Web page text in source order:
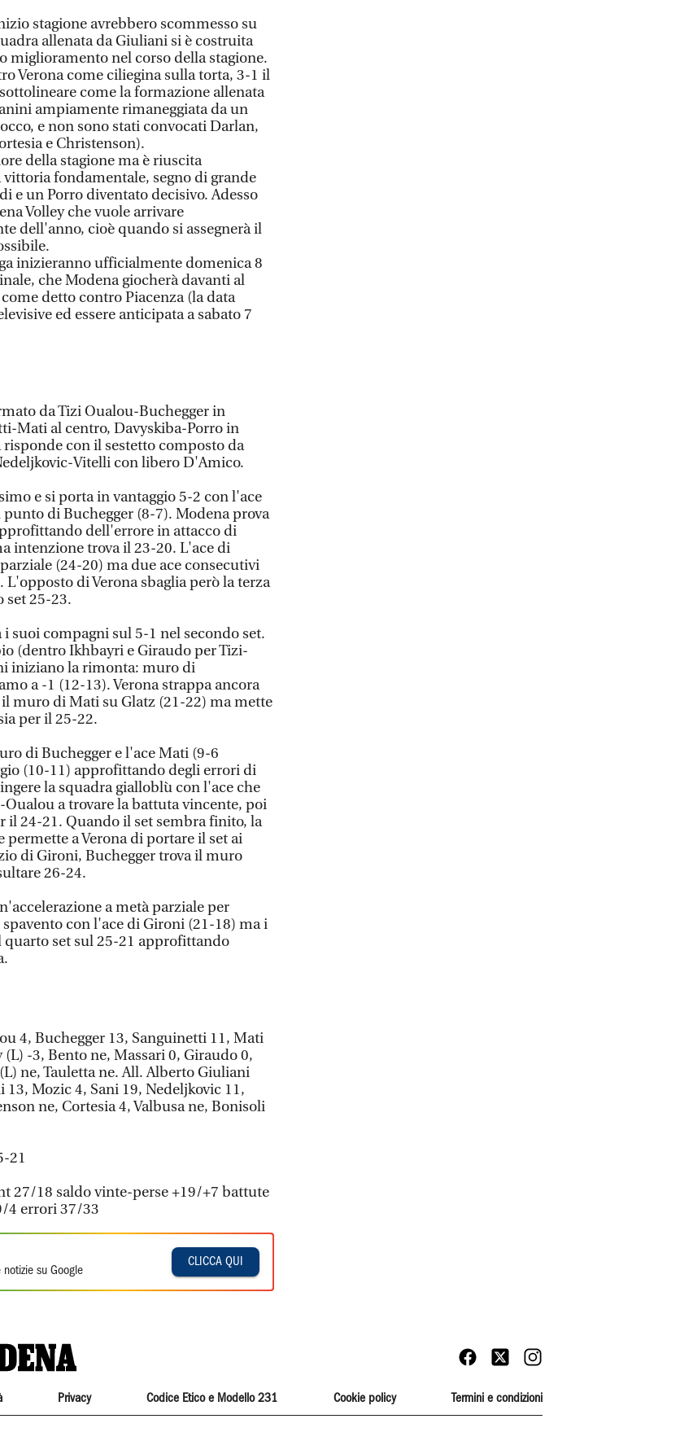
stagione avrebbero scommesso su
allenata da Giuliani si è costruita
miglioramento nel corso della stagione.
Verona come ciliegina sulla torta, 3-1 il
come la formazione allenata
ampiamente rimaneggiata da un
e non sono stati convocati Darlan,
e Christenson).
della stagione ma è riuscita
fondamentale, segno di grande
e un Porro diventato decisivo. Adesso
Volley che vuole arrivare
dell'anno, cioè quando si assegnerà il
inizieranno ufficialmente domenica 8
che Modena giocherà davanti al
detto contro Piacenza (la data
ed essere anticipata a sabato 7
da Tizi Oualou-Buchegger in
Mati al centro, Davyskiba-Porro in
risponde con il sestetto composto da
Vitelli con libero D'Amico.
e si porta in vantaggio 5-2 con l'ace
di Buchegger (8-7). Modena prova
dell'errore in attacco di
intenzione trova il 23-20. L'ace di
(24-20) ma due ace consecutivi
di Verona sbaglia però la terza
set 25-23.
i suoi compagni sul 5-1 nel secondo set.
(dentro Ikhbayri e Giraudo per Tizi-
iniziano la rimonta: muro di
a -1 (12-13). Verona strappa ancora
muro di Mati su Glatz (21-22) ma mette
per il 25-22.
di Buchegger e l'ace Mati (9-6
(10-11) approfittando degli errori di
la squadra gialloblù con l'ace che
Oualou a trovare la battuta vincente, poi
24-21. Quando il set sembra finito, la
permette a Verona di portare il set ai
di Gironi, Buchegger trova il muro
26-24.
a metà parziale per
con l'ace di Gironi (21-18) ma i
quarto set sul 25-21 approfittando
4, Buchegger 13, Sanguinetti 11, Mati
-3, Bento ne, Massari 0, Giraudo 0,
ne, Tauletta ne. All. Alberto Giuliani
13, Mozic 4, Sani 19, Nedeljkovic 11,
ne, Cortesia 4, Valbusa ne, Bonisoli
21
27/18 saldo vinte-perse +19/+7 battute
4 errori 37/33
notizie su Google
CLICCA QUI
Privacy Codice Etico e Modello 231 Cookie policy Termini e condizioni